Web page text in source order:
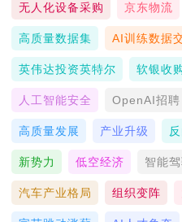
无人化设备采购 京东物流
高质量数据集 AI训练数据
英伟达投资英特尔 软银收
人工智能安全 OpenAI招聘
高质量发展 产业升级
新势力 低空经济 智能
汽车产业格局 组织变阵